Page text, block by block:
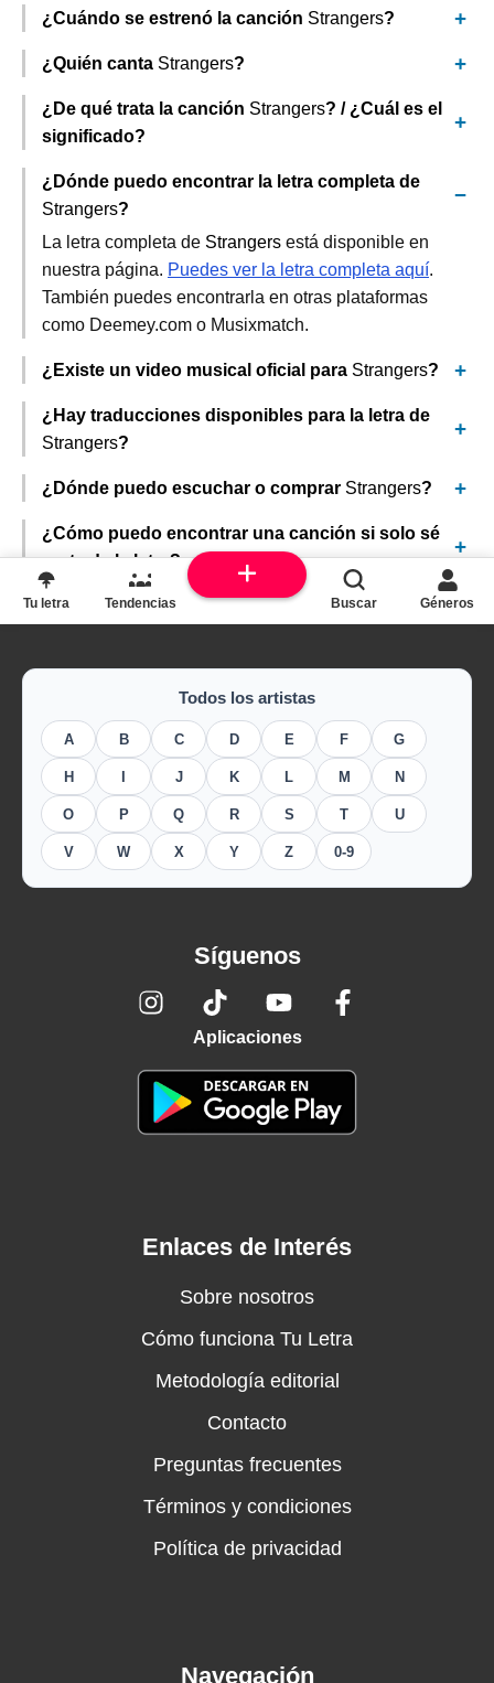
¿Cuándo se estrenó la canción Strangers?
¿Quién canta Strangers?
¿De qué trata la canción Strangers? / ¿Cuál es el
significado?
¿Dónde puedo encontrar la letra completa de
Strangers?
La letra completa de Strangers está disponible en
nuestra página. Puedes ver la letra completa aquí.
También puedes encontrarla en otras plataformas
como Deemey.com o Musixmatch.
¿Existe un video musical oficial para Strangers?
¿Hay traducciones disponibles para la letra de
Strangers?
¿Dónde puedo escuchar o comprar Strangers?
¿Cómo puedo encontrar una canción si solo sé
parte de la letra?
Todos los artistas
A B C D E F G
H J K L M N
O P Q R S T U
V W X Y Z 0-9
Síguenos
Aplicaciones
Enlaces de Interés
Sobre nosotros
Cómo funciona Tu Letra
Metodología editorial
Contacto
Preguntas frecuentes
Términos y condiciones
Política de privacidad
Navegación
Tu letra Tendencias Buscar Géneros